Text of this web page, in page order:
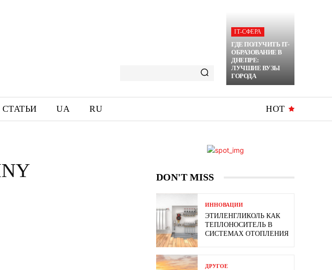
ІТ-СФЕРА
ГДЕ ПОЛУЧИТЬ IT-
ОБРАЗОВАНИЕ В
ДНЕПРЕ:
ЛУЧШИЕ ВУЗЫ
ГОРОДА
СТАТЬИ UA RU HOT
DON'T MISS
ИННОВАЦИИ
ЭТИЛЕНГЛИКОЛЬ КАК
ТЕПЛОНОСИТЕЛЬ В
СИСТЕМАХ ОТОПЛЕНИЯ
ДРУГОЕ